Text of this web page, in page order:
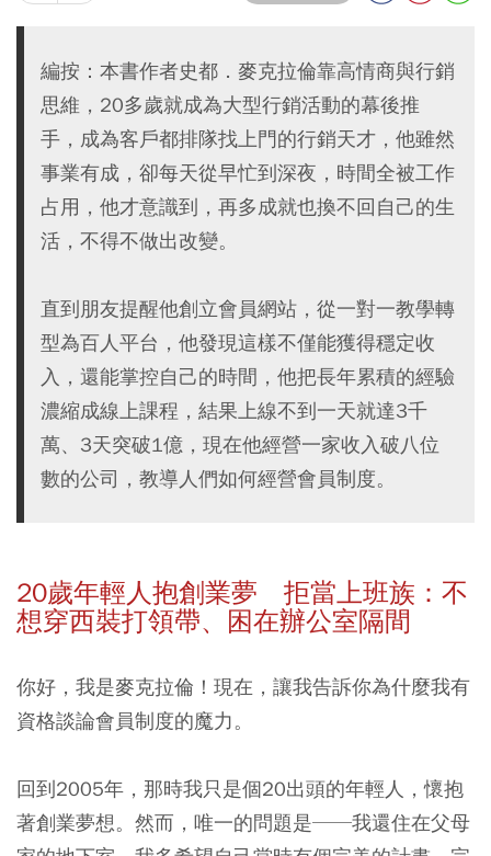
編按：本書作者史都．麥克拉倫靠高情商與行銷
思維，20多歲就成為大型行銷活動的幕後推
手，成為客戶都排隊找上門的行銷天才，他雖然
事業有成，卻每天從早忙到深夜，時間全被工作
占用，他才意識到，再多成就也換不回自己的生
活，不得不做出改變。
直到朋友提醒他創立會員網站，從一對一教學轉
型為百人平台，他發現這樣不僅能獲得穩定收
入，還能掌控自己的時間，他把長年累積的經驗
濃縮成線上課程，結果上線不到一天就達3千
萬、3天突破1億，現在他經營一家收入破八位
數的公司，教導人們如何經營會員制度。
20歲年輕人抱創業夢 拒當上班族：不
想穿西裝打領帶、困在辦公室隔間
你好，我是麥克拉倫！現在，讓我告訴你為什麼我有
資格談論會員制度的魔力。
回到2005年，那時我只是個20出頭的年輕人，懷抱
著創業夢想。然而，唯一的問題是──我還住在父母